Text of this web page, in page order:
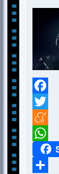
Twitter